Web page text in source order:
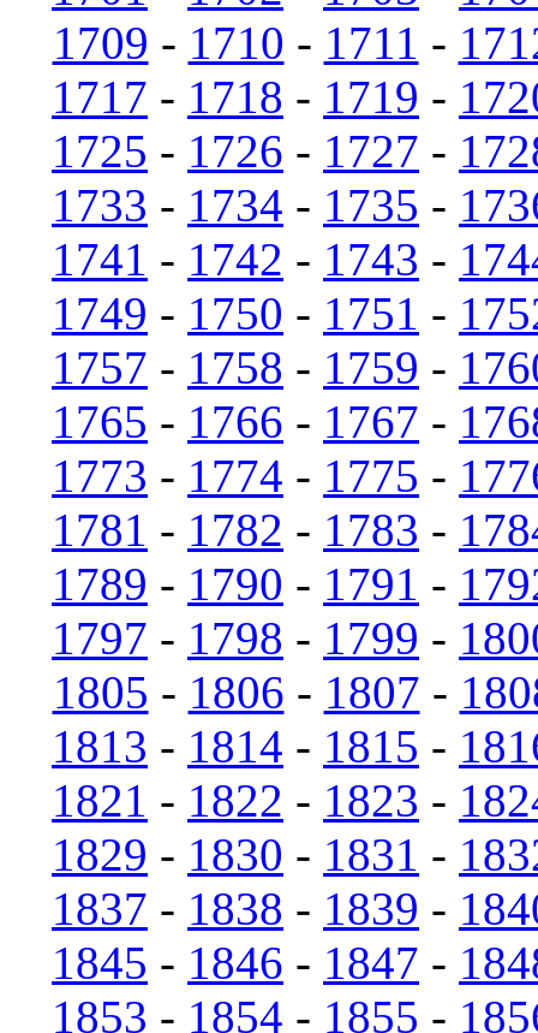
1709 - 1710 - 1711 -
1717 - 1718 - 1719 -
1725 - 1726 - 1727 -
1733 - 1734 - 1735 -
1741 - 1742 - 1743 -
1749 - 1750 - 1751 -
1757 - 1758 - 1759 -
1765 - 1766 - 1767 -
1773 - 1774 - 1775 -
1781 - 1782 - 1783 -
1789 - 1790 - 1791 -
1797 - 1798 - 1799 -
1805 - 1806 - 1807 -
1813 - 1814 - 1815 -
1821 - 1822 - 1823 -
1829 - 1830 - 1831 -
1837 - 1838 - 1839 -
1845 - 1846 - 1847 -
1853 - 1854 - 1855 -